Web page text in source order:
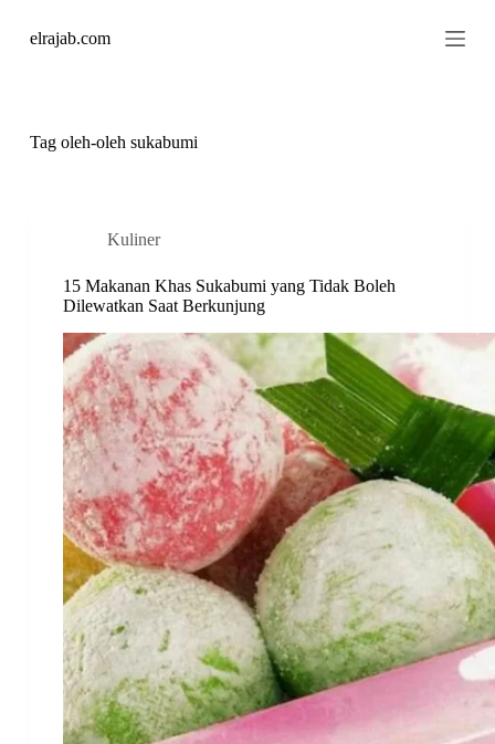
kelrajab.com
Tagoleh-oleh sukabumi
Kuliner
15 Makanan Khas Sukabumi yang Tidak Boleh
Dilewatkan Saat Berkunjung